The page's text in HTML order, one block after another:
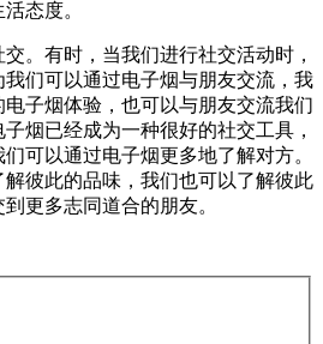
态度。
。有时，当我们进行社交活动时，
们可以通过电子烟与朋友交流，我
子烟体验，也可以与朋友交流我们
烟已经成为一种很好的社交工具，
可以通过电子烟更多地了解对方。
彼此的品味，我们也可以了解彼此
更多志同道合的朋友。